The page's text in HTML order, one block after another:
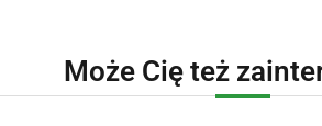
Może Cię też